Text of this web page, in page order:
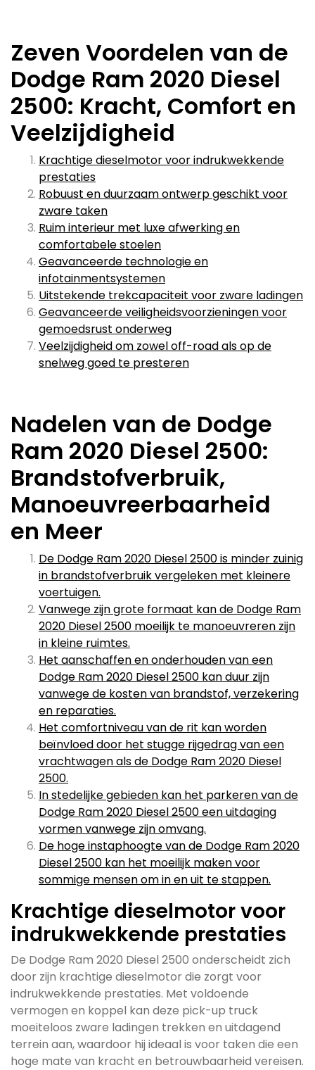
Zeven Voordelen van de
Dodge Ram 2020 Diesel
2500: Kracht, Comfort en
Veelzijdigheid
Krachtige dieselmotor voor indrukwekkende
prestaties
Robuust en duurzaam ontwerp geschikt voor
zware taken
Ruim interieur met luxe afwerking en
comfortabele stoelen
Geavanceerde technologie en
infotainmentsystemen
Uitstekende trekcapaciteit voor zware ladingen
Geavanceerde veiligheidsvoorzieningen voor
gemoedsrust onderweg
Veelzijdigheid om zowel off-road als op de
snelweg goed te presteren
Nadelen van de Dodge
Ram 2020 Diesel 2500:
Brandstofverbruik,
Manoeuvreerbaarheid
en Meer
De Dodge Ram 2020 Diesel 2500 is minder zuinig
in brandstofverbruik vergeleken met kleinere
voertuigen.
Vanwege zijn grote formaat kan de Dodge Ram
2020 Diesel 2500 moeilijk te manoeuvreren zijn
in kleine ruimtes.
Het aanschaffen en onderhouden van een
Dodge Ram 2020 Diesel 2500 kan duur zijn
vanwege de kosten van brandstof, verzekering
en reparaties.
Het comfortniveau van de rit kan worden
beïnvloed door het stugge rijgedrag van een
vrachtwagen als de Dodge Ram 2020 Diesel
2500.
In stedelijke gebieden kan het parkeren van de
Dodge Ram 2020 Diesel 2500 een uitdaging
vormen vanwege zijn omvang.
De hoge instaphoogte van de Dodge Ram 2020
Diesel 2500 kan het moeilijk maken voor
sommige mensen om in en uit te stappen.
Krachtige dieselmotor voor
indrukwekkende prestaties
De Dodge Ram 2020 Diesel 2500 onderscheidt zich
door zijn krachtige dieselmotor die zorgt voor
indrukwekkende prestaties. Met voldoende
vermogen en koppel kan deze pick-up truck
moeiteloos zware ladingen trekken en uitdagend
terrein aan, waardoor hij ideaal is voor taken die een
hoge mate van kracht en betrouwbaarheid vereisen.